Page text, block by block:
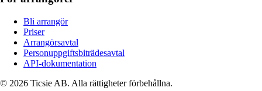
Bli arrangör
Priser
Arrangörsavtal
Personuppgiftsbiträdesavtal
API-dokumentation
© 2026 Ticsie AB. Alla rättigheter förbehållna.